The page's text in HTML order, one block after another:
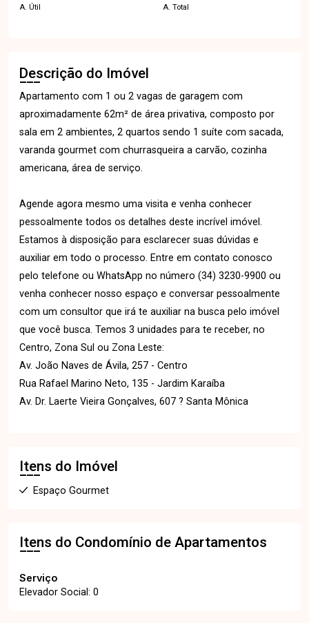
A. Útil A. Total
Descrição do Imóvel
Apartamento com 1 ou 2 vagas de garagem com
aproximadamente 62m² de área privativa, composto por
sala em 2 ambientes, 2 quartos sendo 1 suíte com sacada,
varanda gourmet com churrasqueira a carvão, cozinha
americana, área de serviço.
Agende agora mesmo uma visita e venha conhecer
pessoalmente todos os detalhes deste incrível imóvel.
Estamos à disposição para esclarecer suas dúvidas e
auxiliar em todo o processo. Entre em contato conosco
pelo telefone ou WhatsApp no número (34) 3230-9900 ou
venha conhecer nosso espaço e conversar pessoalmente
com um consultor que irá te auxiliar na busca pelo imóvel
que você busca. Temos 3 unidades para te receber, no
Centro, Zona Sul ou Zona Leste:
Av. João Naves de Ávila, 257 - Centro
Rua Rafael Marino Neto, 135 - Jardim Karaíba
Av. Dr. Laerte Vieira Gonçalves, 607 ? Santa Mônica
Itens do Imóvel
Espaço Gourmet
Itens do Condomínio de Apartamentos
Serviço
Elevador Social: 0